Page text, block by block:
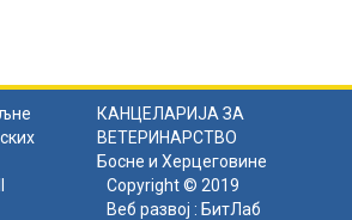
КАНЦЕЛАРИЈА ЗА
ВЕТЕРИНАРСТВО
Босне и Херцеговине
Copyright © 2019
Веб развој : БитЛаб